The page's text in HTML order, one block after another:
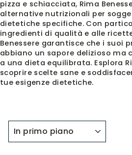
pizza e schiacciata, Rima
alternative nutrizionali per
dietetiche specifiche. Con
ingredienti di qualità e alle
Benessere garantisce che i suoi
abbiano un sapore delizioso ma
a una dieta equilibrata. Esplora
scoprire scelte sane e
tue esigenze dietetiche.
ORDINA